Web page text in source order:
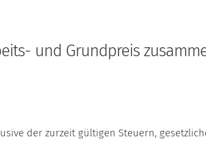
und Grundpreis
der zurzeit gültigen Steuern,